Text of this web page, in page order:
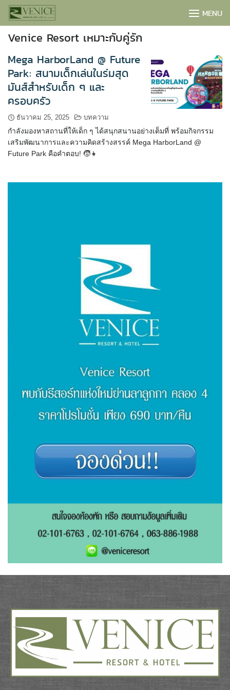
Skip
BOOK NOW
MENU
Venice Resort เหมาะกับคู่รัก
Mega HarborLand @ Future
Park: สนามเด็กเล่นในร่มสุด
มันส์สำหรับเด็ก ๆ และ
ครอบครัว
ธันวาคม 25, 2025 บทความ
กำลังมองหาสถานที่ให้เด็ก ๆ ได้สนุกสนานอย่างเต็มที่ พร้อมกิจกรรม
เสริมพัฒนาการและความคิดสร้างสรรค์ Mega HarborLand @
Future Park คือคำตอบ! 🧒👧